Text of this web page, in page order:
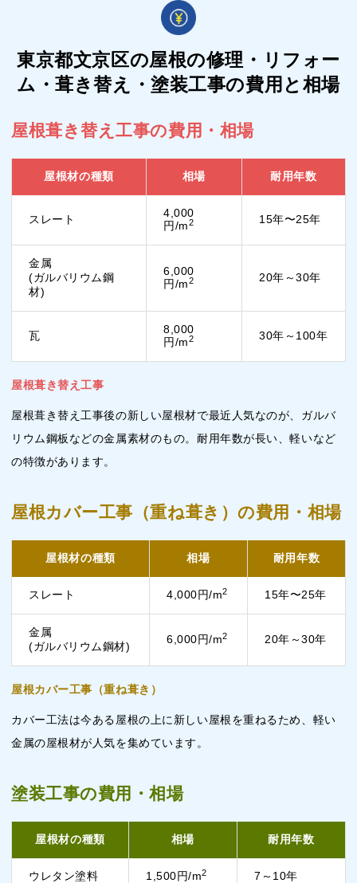
東京都文京区の屋根の修理・リフォー
ム・葺き替え・塗装工事の費用と相場
屋根葺き替え工事の費用・相場
屋根材の種類 相場 耐用年数
スレート
4,000
円/m2 15年〜25年
金属
(ガルバリウム鋼
材)
6,000
円/m2 20年～30年
瓦
8,000
円/m2 30年～100年
屋根葺き替え工事
屋根葺き替え工事後の新しい屋根材で最近人気なのが、ガルバ
リウム鋼板などの金属素材のもの。耐用年数が長い、軽いなど
の特徴があります。
屋根カバー工事（重ね葺き）の費用・相場
屋根材の種類 相場 耐用年数
スレート 4,000円/m2 15年〜25年
金属
(ガルバリウム鋼材)
6,000円/m2 20年～30年
屋根カバー工事（重ね葺き）
カバー工法は今ある屋根の上に新しい屋根を重ねるため、軽い
金属の屋根材が人気を集めています。
塗装工事の費用・相場
屋根材の種類 相場 耐用年数
ウレタン塗料 1,500円/m2 7～10年